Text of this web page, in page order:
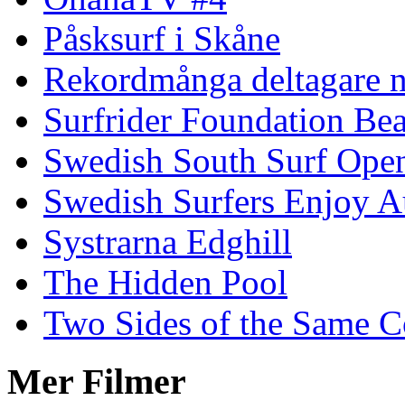
Påsksurf i Skåne
Rekordmånga deltagare
Surfrider Foundation
Swedish South Surf
Swedish Surfers Enjoy
Systrarna Edghill
The Hidden Pool
Two Sides of the Same
Mer Filmer